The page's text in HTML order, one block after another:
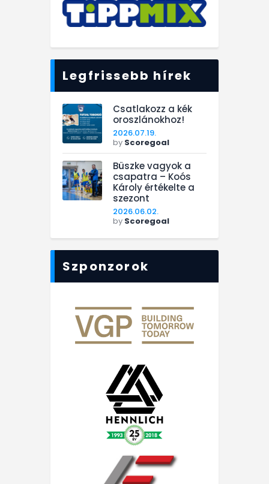
Legfrissebb hírek
Csatlakozz a kék
oroszlánokhoz!
2026.07.19.
by Scoregoal
Büszke vagyok a
csapatra – Koós
Károly értékelte a
szezont
2026.06.02.
by Scoregoal
Szponzorok